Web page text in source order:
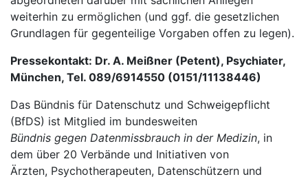
weiterhin zu ermöglichen (und ggf. die gesetzlichen
Grundlagen für gegenteilige Vorgaben offen zu legen).
Pressekontakt: Dr. A. Meißner (Petent), Psychiater,
München, Tel. 089/6914550 (0151/11138446)
Das Bündnis für Datenschutz und Schweigepflicht
(BfDS) ist Mitglied im bundesweiten
Bündnis gegen Datenmissbrauch in der Medizin, in
dem über 20 Verbände und Initiativen von
Ärzten, Psychotherapeuten, Datenschützern und